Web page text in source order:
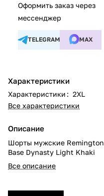
Оформить заказ через
мессенджер
TELEGRAM MAX
Характеристики
Характеристики : 2XL
Все характеристики
Описание
Шорты мужские Remington
Base Dynasty Light Khaki
Все описание